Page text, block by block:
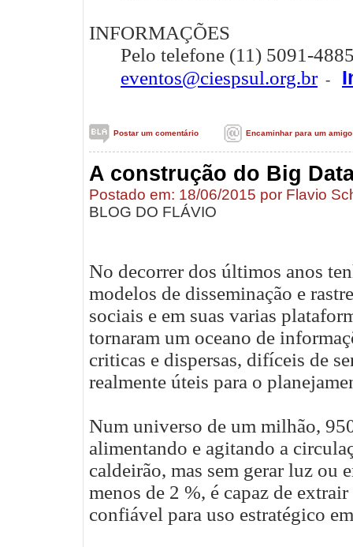
INFORMAÇÕES
Pelo telefone (11) 5091-
eventos@ciespsul.org.br-
Postar um comentário Encaminhar para um amigo
A construção do Big
Postado em: 18/06/2015 por Flavio
BLOG DO FLÁVIO
No decorrer dos últimos anos
modelos de disseminação e
sociais e em suas varias
tornaram um oceano de
criticas e dispersas, difíceis de
realmente úteis para o
Num universo de um milhão,
alimentando e agitando a
caldeirão, mas sem gerar luz ou
menos de 2 %, é capaz de
confiável para uso estratégico